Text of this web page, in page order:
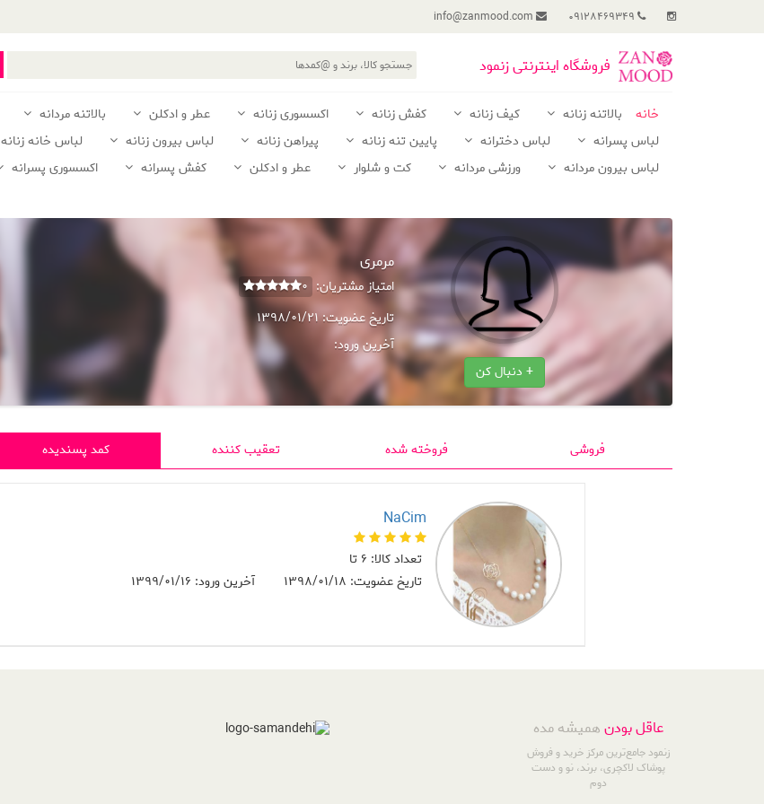
فروشگاه اینترنتی زنمود
خانه بالاتنه زنانه کیف زنانه کفش زنانه اکسسوری زنانه عطر و ادکلن بالاتنه مردانه
لباس پسرانه
لباس دخترانه پایین تنه زنانه پیراهن زنانه لباس بیرون زنانه لباس خانه زنانه
لباس بیرون مردانه
ورزشی مردانه کت و شلوار عطر و ادکلن کفش پسرانه اکسسوری پسرانه
+ دنبال کن
مرمری
امتیاز مشتریان: 0
تاریخ عضویت:1398/01/21
آخرین ورود:
فروشی فروخته شده تعقیب کننده کمد پسندیده
NaCim
تاریخ عضویت: 1398/01/18 آخرین ورود: 1399/01/16
تعداد کالا: 6 تا
عاقل بودنهمیشه مده
زنمود جامع‌ترین مرکز خرید و فروش
پوشاک لاکچری، برند، نو و دست
دوم